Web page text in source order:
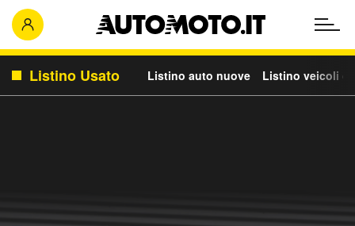
Listino Usato Listino auto nuove Listino veicoli